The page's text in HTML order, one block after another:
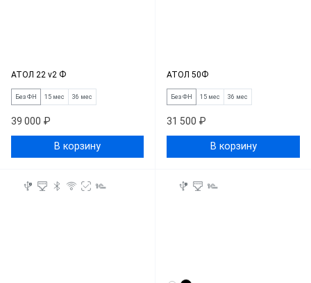
АТОЛ 22 v2 Ф
Без ФН 15 мес 36 мес
39 000 ₽
В корзину
АТОЛ 50Ф
Без ФН 15 мес 36 мес
31 500 ₽
В корзину